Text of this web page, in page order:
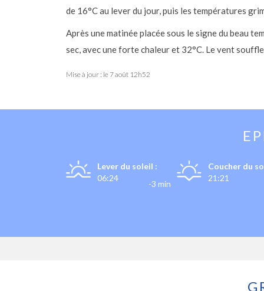
de 16°C au lever du jour, puis les températures
Après une matinée placée sous le signe du beau
sec, avec une forte chaleur et 32°C. Le vent
Mise à jour : le 7 août 12h52
Lever du soleil :
06:24
-3 min
Coucher du
21:21